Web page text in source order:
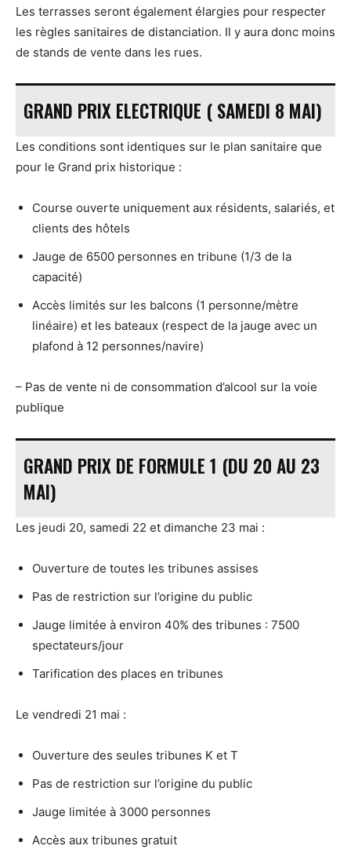
Les terrasses seront également élargies pour respecter
les règles sanitaires de distanciation. Il y aura donc moins
de stands de vente dans les rues.
GRAND PRIX ELECTRIQUE ( SAMEDI 8 MAI)
Les conditions sont identiques sur le plan sanitaire que
pour le Grand prix historique :
Course ouverte uniquement aux résidents, salariés, et
clients des hôtels
Jauge de 6500 personnes en tribune (1/3 de la
capacité)
Accès limités sur les balcons (1 personne/mètre
linéaire) et les bateaux (respect de la jauge avec un
plafond à 12 personnes/navire)
– Pas de vente ni de consommation d’alcool sur la voie
publique
GRAND PRIX DE FORMULE 1 (DU 20 AU 23
MAI)
Les jeudi 20, samedi 22 et dimanche 23 mai :
Ouverture de toutes les tribunes assises
Pas de restriction sur l’origine du public
Jauge limitée à environ 40% des tribunes : 7500
spectateurs/jour
Tarification des places en tribunes
Le vendredi 21 mai :
Ouverture des seules tribunes K et T
Pas de restriction sur l’origine du public
Jauge limitée à 3000 personnes
Accès aux tribunes gratuit